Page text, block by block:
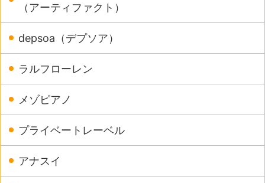
（アーティファクト）
depsoa（デプソア）
ラルフローレン
メゾピアノ
プライベートレーベル
アナスイ